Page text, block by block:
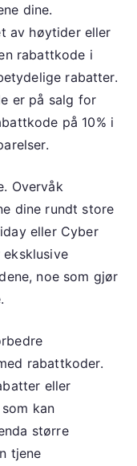
dine.
av høytider eller
rabattkode i
rabatter.
er på salg for
på 10% i
Overvåk
dine rundt store
eller Cyber
noe som gjør
rabattkoder.
eller
kan
større
tjene